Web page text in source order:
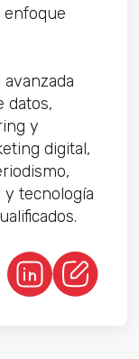
enfoque
datos,
y
digital,
y tecnología